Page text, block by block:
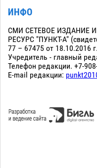
ИНФО
СМИ СЕТЕВОЕ ИЗДАНИЕ
РЕСУРС "ПУНКТ-А"
77 – 67475 от 18.10.2016
Учредитель - главный
Телефон редакции. +7-
E-mail редакции: